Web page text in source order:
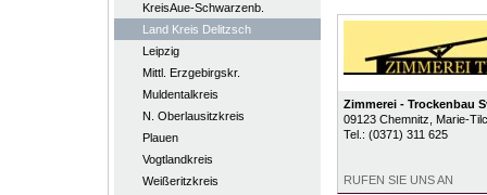
KreisAue-Schwarzenb.
Land Kreis Delitzsch
Leipzig
Mittl. Erzgebirgskr.
Muldentalkreis
N. Oberlausitzkreis
Plauen
Vogtlandkreis
Weißeritzkreis
Zimmerei - Trockenbau
09123 Chemnitz , Marie-
Tel.: (0371) 311 625
RUFEN SIE UNS AN